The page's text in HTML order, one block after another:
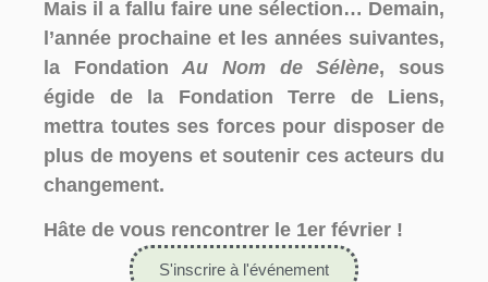
Mais il a fallu faire une sélection… Demain,
l’année prochaine et les années suivantes,
la FondationAu Nom de Sélène, sous
égide de la Fondation Terre de Liens,
mettra toutes ses forces pour disposer de
plus de moyens et soutenir ces acteurs du
changement.
Hâte de vous rencontrer le 1er février !
S'inscrire à l'événement